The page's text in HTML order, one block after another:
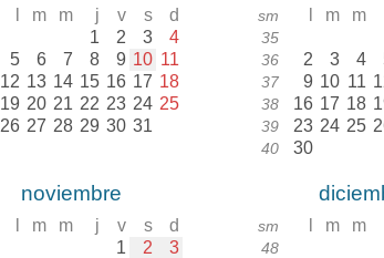
m m j v s d
1 2 3 4
5 6 7 8 9 10 11
12 13 14 15 16 17 18
19 20 21 22 23 24 25
26 27 28 29 30 31
sm m m
35
36 2 3 4
37 9 10 11
38 16 17 18
39 23 24 25
40 30
noviembre
m m j v s d
1 2 3
sm m m
48